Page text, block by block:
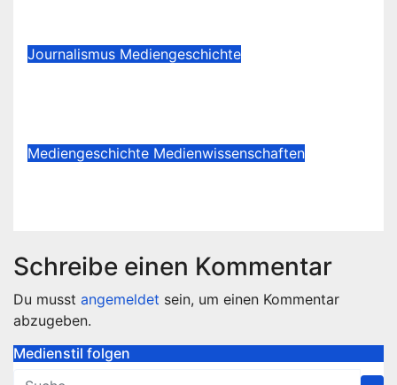
Journalismus Mediengeschichte
Mediengeschichte Medienwissenschaften
Schreibe einen Kommentar
Du musst angemeldet sein, um einen Kommentar
abzugeben.
Medienstil folgen